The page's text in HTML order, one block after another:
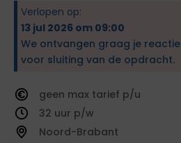
Verlopen op:
13 jul 2026 om 09:00
We ontvangen graag je reactie
voor sluiting van de opdracht.
geen
tarief
32
Noord-Brabant